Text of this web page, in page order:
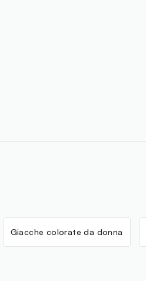
Giacche colorate da donna